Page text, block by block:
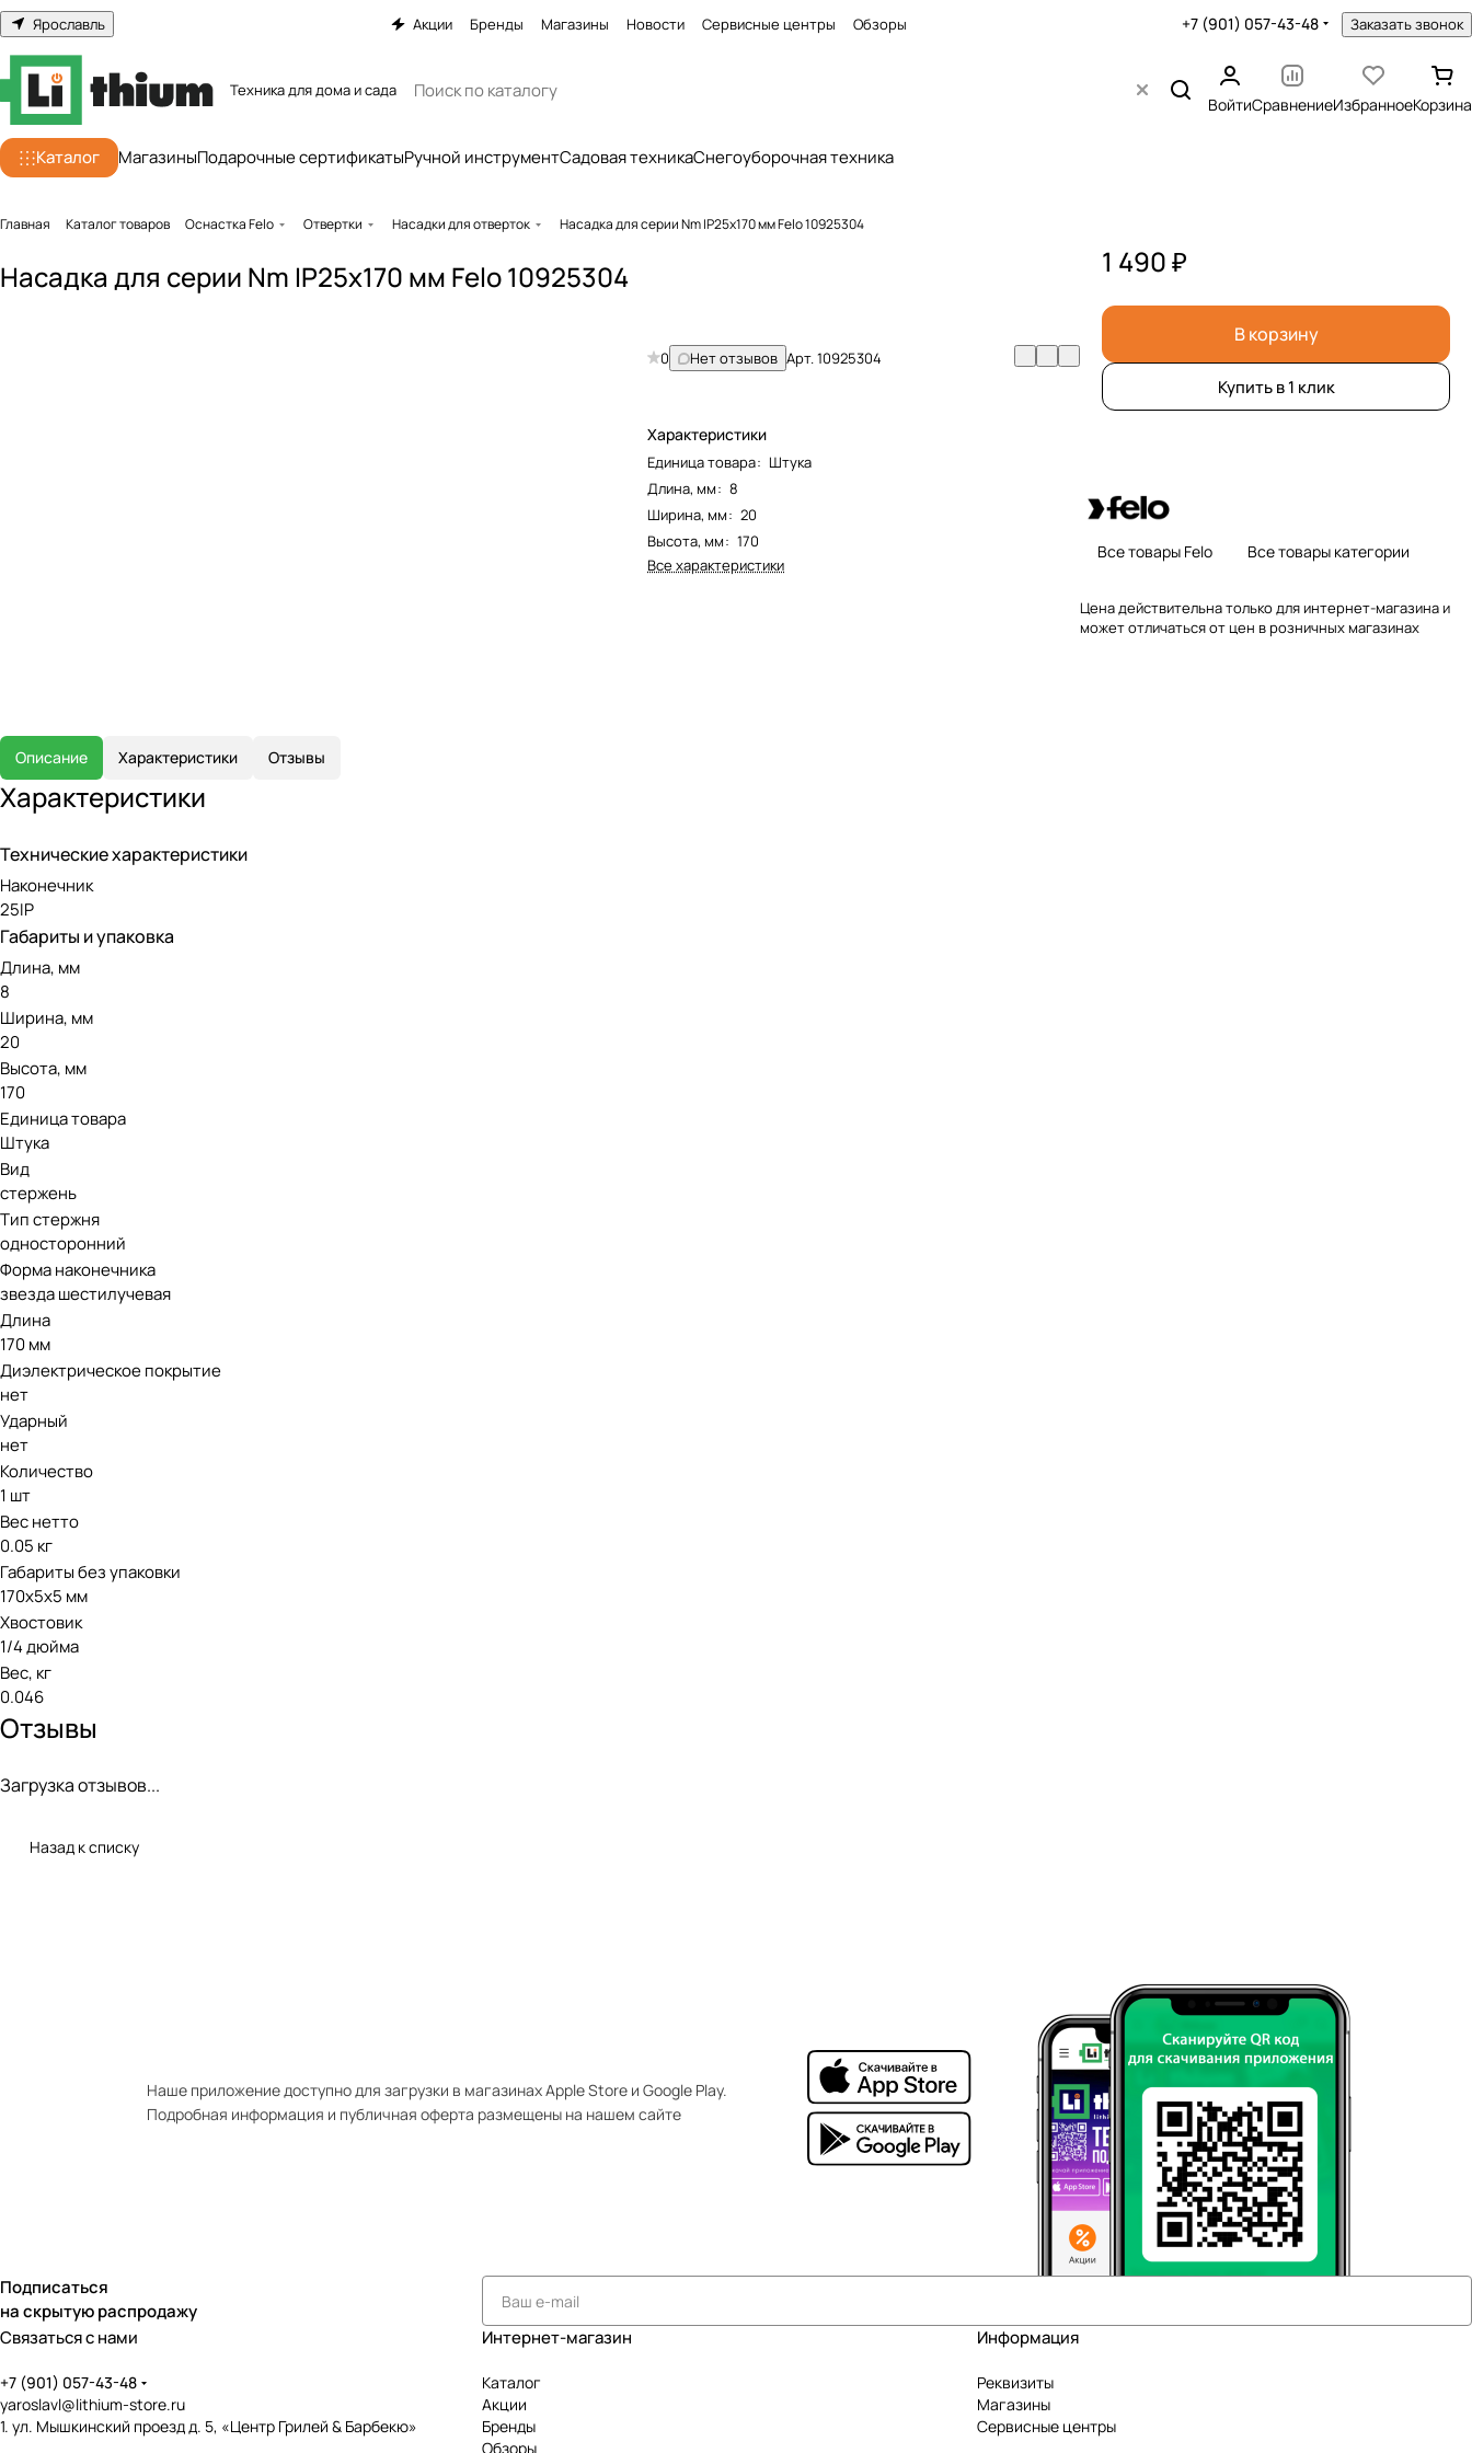
Ярославль Акции Бренды Магазины Новости Сервисные центры Обзоры +7 (901) 057-43-48 Заказать звонок
Техника для дома и сада
ВойтиСравнениеИзбранноеКорзина
Каталог МагазиныПодарочные сертификатыРучной инструментСадовая техникаСнегоуборочная техника
Главная Каталог товаров Оснастка Felo Отвертки Насадки для отверток Насадка для серии Nm IP25x170 мм Felo 10925304
Насадка для серии Nm IP25x170 мм Felo 10925304
0 Нет отзывов Арт.10925304
Характеристики
Единица товара: Штука
Длина, мм: 8
Ширина, мм: 20
Высота, мм: 170
Все характеристики
1 490 ₽
В корзину
Купить в 1 клик
Все товары Felo Все товары категории
Цена действительна только для интернет-магазина и
может отличаться от цен в розничных магазинах
Описание Характеристики Отзывы
Характеристики
Технические характеристики
Наконечник
25IP
Габариты и упаковка
Длина, мм
8
Ширина, мм
20
Высота, мм
170
Единица товара
Штука
Вид
стержень
Тип стержня
односторонний
Форма наконечника
звезда шестилучевая
Длина
170 мм
Диэлектрическое покрытие
нет
Ударный
нет
Количество
1 шт
Вес нетто
0.05 кг
Габариты без упаковки
170х5х5 мм
Хвостовик
1/4 дюйма
Вес, кг
0.046
Отзывы
Загрузка отзывов...
Назад к списку
Наше приложение доступно для загрузки в магазинах Apple Store и Google Play.
Подробная информация и публичная оферта размещены на нашем сайте
Подписаться
на скрытую распродажу
Связаться с нами
+7 (901) 057-43-48
yaroslavl@lithium-store.ru
1. ул. Мышкинский проезд д. 5, «Центр Грилей & Барбекю»
Интернет-магазин
Каталог
Акции
Бренды
Обзоры
Информация
Реквизиты
Магазины
Сервисные центры